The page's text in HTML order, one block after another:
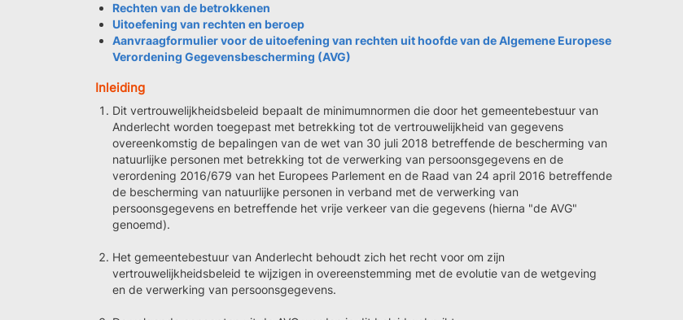
Rechten van de betrokkenen
Uitoefening van rechten en beroep
Aanvraagformulier voor de uitoefening van rechten uit hoofde van de Algemene Europese
Verordening Gegevensbescherming (AVG)
Inleiding
Dit vertrouwelijkheidsbeleid bepaalt de minimumnormen die door het gemeentebestuur van
Anderlecht worden toegepast met betrekking tot de vertrouwelijkheid van gegevens
overeenkomstig de bepalingen van de wet van 30 juli 2018 betreffende de bescherming van
natuurlijke personen met betrekking tot de verwerking van persoonsgegevens en de
verordening 2016/679 van het Europees Parlement en de Raad van 24 april 2016 betreffende
de bescherming van natuurlijke personen in verband met de verwerking van
persoonsgegevens en betreffende het vrije verkeer van die gegevens (hierna "de AVG"
genoemd).
Het gemeentebestuur van Anderlecht behoudt zich het recht voor om zijn
vertrouwelijkheidsbeleid te wijzigen in overeenstemming met de evolutie van de wetgeving
en de verwerking van persoonsgegevens.